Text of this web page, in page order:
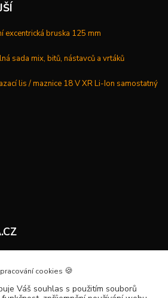
excentrická bruska 125 mm
sada mix, bitů, nástavců a vrtáků
lis / maznice 18 V XR Li-Ion samostatný
936 535cookies 🍪
Váš souhlas s použitím souborů